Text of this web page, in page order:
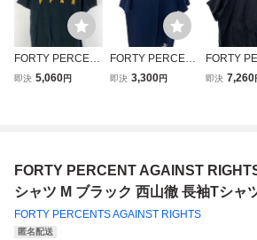
FORTY PERCEN
TS AGAINST RIG
即決 5,060円
FORTY PERCEN
TS AGAINST RIG
即決 3,300円
FORTY
TS
即決 7,260
FORTY PERCENT AGAINST
シャツ M ブラック 西山徹 長袖Tシャ
FORTY PERCENTS AGAINST RIGHTS
匿名配送